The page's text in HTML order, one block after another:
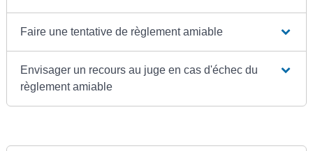
Faire une tentative de règlement amiable
Envisager un recours au juge en cas d'échec du
règlement amiable